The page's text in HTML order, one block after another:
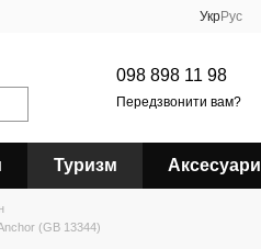
УкрРус
098 898 11 98
Передзвонити вам?
Туризм Аксесуари
(GB 13344)